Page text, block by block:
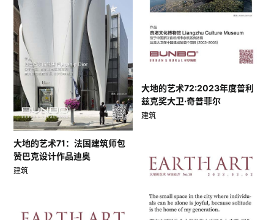
大地的艺术72:2023年度普利
兹克奖大卫·奇普菲尔
建筑
大地的艺术71：法国建筑师包
赞巴克设计作品迪奥
建筑